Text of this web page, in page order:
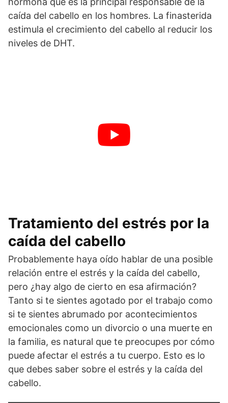
caída del cabello en los hombres. La finasterida
estimula el crecimiento del cabello al reducir los
niveles de DHT.
Tratamiento del estrés por la
caída del cabello
Probablemente haya oído hablar de una posible
relación entre el estrés y la caída del cabello,
pero ¿hay algo de cierto en esa afirmación?
Tanto si te sientes agotado por el trabajo como
si te sientes abrumado por acontecimientos
emocionales como un divorcio o una muerte en
la familia, es natural que te preocupes por cómo
puede afectar el estrés a tu cuerpo. Esto es lo
que debes saber sobre el estrés y la caída del
cabello.